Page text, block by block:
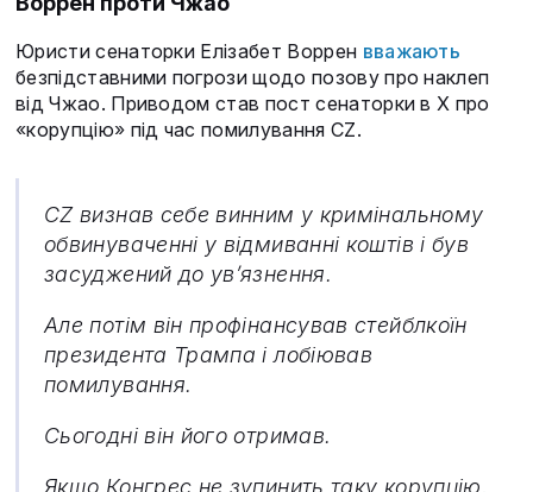
Юристи сенаторки Елізабет Воррен вважають
безпідставними погрози щодо позову про наклеп
від Чжао. Приводом став пост сенаторки в X про
«корупцію» під час помилування CZ.
CZ визнав себе винним у кримінальному
обвинуваченні у відмиванні коштів і був
засуджений до ув’язнення.
Але потім він профінансував стейблкоїн
президента Трампа і лобіював
помилування.
Сьогодні він його отримав.